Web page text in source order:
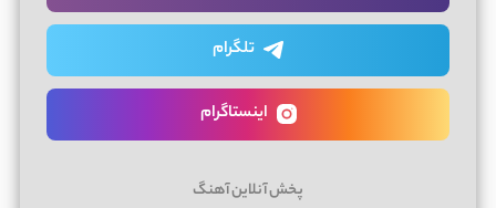
تلگرام
اینستاگرام
پخش آنلاین آهنگ